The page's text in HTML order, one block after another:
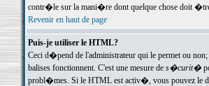
contr�le sur la mani�re dont quelque chose doit
Revenir en haut de page
Puis-je utiliser le HTML?
Ceci d�pend de l'administrateur qui le permet ou
balises fonctionnent. C'est une mesure de s�curit�
probl�mes. Si le HTML est activ�, vous pouvez le